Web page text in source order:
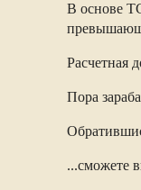
В основе
Расчетная
Пора
...сможете